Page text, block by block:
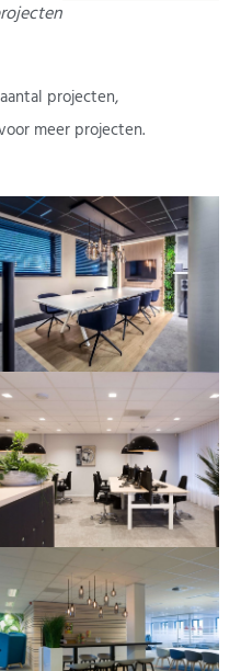
projecten,
meer projecten.